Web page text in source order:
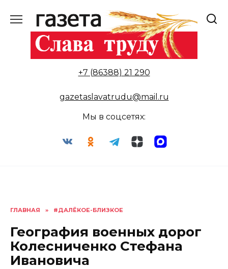
содержанию
+7 (86388) 21 290
gazetaslavatrudu@mail.ru
Мы в соцсетях:
ГЛАВНАЯ » #ДАЛЁКОЕ-БЛИЗКОЕ
География военных дорог
Колесниченко Стефана
Ивановича